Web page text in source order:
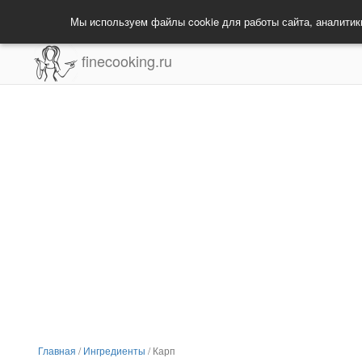
Мы используем файлы cookie для работы сайта,
finecooking.ru
Главная /Ингредиенты /Карп